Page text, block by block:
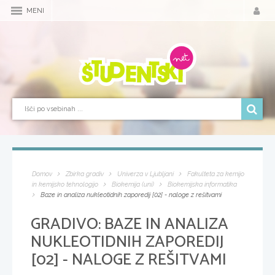
MENI
Domov Zbirka gradiv Univerza v Ljubljani
Fakulteta za kemijo
in kemijsko tehnologijo
Biokemija (uni)
Biokemijska informatika
Baze in analiza nukleotidnih zaporedij [02] - naloge z rešitvami
GRADIVO:BAZE IN ANALIZA
NUKLEOTIDNIH ZAPOREDIJ
[02] - NALOGE Z REŠITVAMI